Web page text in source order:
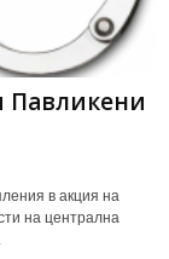
Павликени
в акция на
на централна